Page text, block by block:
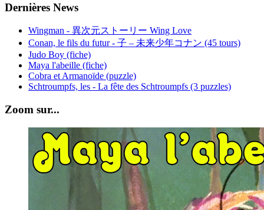
Dernières News
Wingman - 異次元ストーリー Wing Love
Conan, le fils du futur - 子 – 未来少年コナン (45 tours)
Judo Boy (fiche)
Maya l'abeille (fiche)
Cobra et Armanoïde (puzzle)
Schtroumpfs, les - La fête des Schtroumpfs (3 puzzles)
Zoom sur...